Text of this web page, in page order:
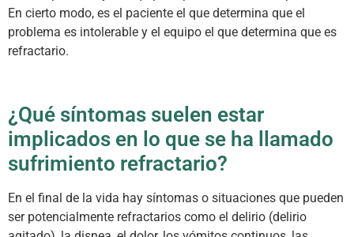
En cierto modo, es el paciente el que determina que el
problema es intolerable y el equipo el que determina que es
refractario.
¿Qué síntomas suelen estar
implicados en lo que se ha llamado
sufrimiento refractario?
En el final de la vida hay síntomas o situaciones que pueden
ser potencialmente refractarios como el delirio (delirio